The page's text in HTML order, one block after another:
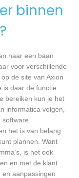
binnen
naar een baan
voor verschillende
de site van Axion
is daar de functie
bereiken kun je het
informatica volgen,
software
het is van belang
plannen. Want
is het ook
en met de klant
aanpassingen